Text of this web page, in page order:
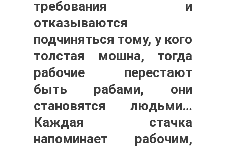
требования и
отказываются
подчиняться тому, у кого
толстая мошна, тогда
рабочие перестают
быть рабами, они
становятся людьми…
Каждая стачка
напоминает рабочим,